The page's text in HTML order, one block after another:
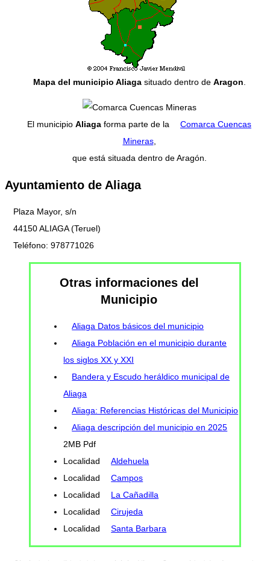
Mapa del municipio Aliagasituado dentro de Aragon
El municipio Aliaga forma parte de la
Comarca Cuencas
Mineras,
que está situada dentro de Aragón.
Ayuntamiento de Aliaga
Plaza Mayor, s/n
44150 ALIAGA (Teruel)
Teléfono: 978771026
Otras informaciones del
Municipio
Aliaga Datos básicos del municipio
Aliaga Población en el municipio durante
los siglos XX y XXI
Bandera y Escudo heráldico municipal de
Aliaga
Aliaga: Referencias Históricas del Municipio
Aliaga descripción del municipio en 2025
2MB Pdf
Localidad
Aldehuela
Localidad
Campos
Localidad
La Cañadilla
Localidad
Cirujeda
Localidad
Santa Barbara